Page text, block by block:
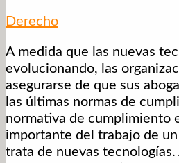
Derecho
A medida que las nuevas
evolucionando, las
asegurarse de que sus
las últimas normas de
normativa de cumplimiento
importante del trabajo de
trata de nuevas tecnologías.